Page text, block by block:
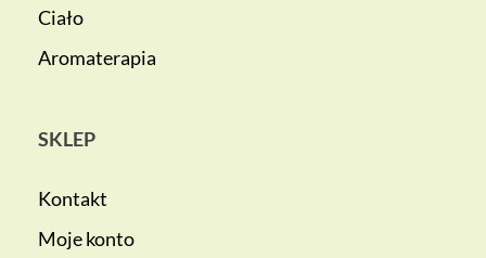
Ciało
Aromaterapia
SKLEP
Kontakt
Moje konto